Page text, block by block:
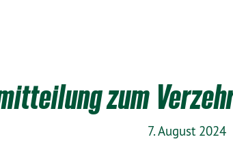
zum
7. August 2024